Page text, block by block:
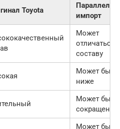
Toyota
импорт
Может
отличаться
составу
Может быть
ниже
Может быть
сокращен
Может быть